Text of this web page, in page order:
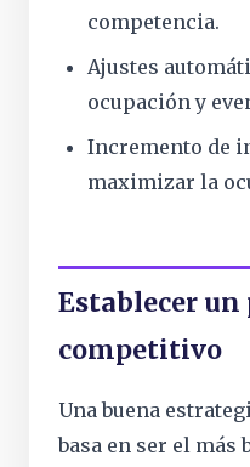
competencia.
Ajustes
ocupación y
Incremento de
maximizar la
Establecer
competitivo
Una buena
basa en ser el más